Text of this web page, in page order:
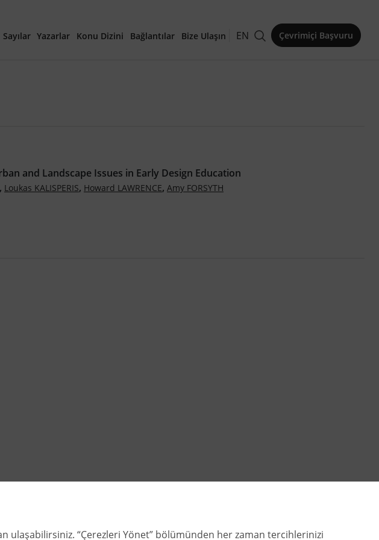
Sayılar
40. Yıl Özel Sayısı
Yazarlar Konu Dizini Bağlantılar Bize Ulaşın EN Çevrimiçi Başvuru
and Landscape Issues in Early Design Education
, Loukas KALISPERIS, Howard LAWRENCE, Amy FORSYTH
ulaşabilirsiniz. “Çerezleri Yönet” bölümünden her zaman tercihlerinizi